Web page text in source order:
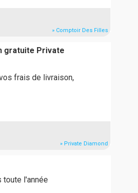
» Comptoir Des Filles
gratuite Private
frais de livraison,
» Private Diamond
toute l'année